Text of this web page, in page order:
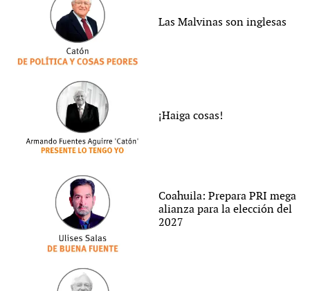
Las Malvinas son inglesas
¡Haiga cosas!
Coahuila: Prepara PRI mega
alianza para la elección del
2027